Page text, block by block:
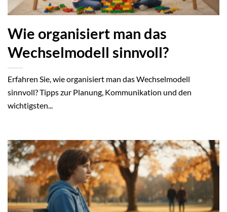
Wie organisiert man das
Wechselmodell sinnvoll?
Erfahren Sie, wie organisiert man das Wechselmodell
sinnvoll? Tipps zur Planung, Kommunikation und den
wichtigsten...